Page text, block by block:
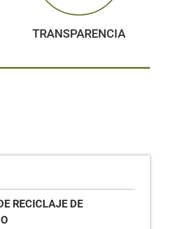
TRANSPARENCIA
RECICLAJE DE